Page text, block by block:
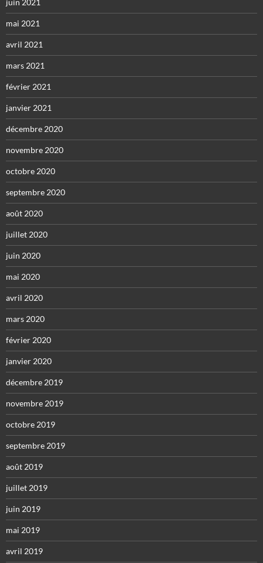
juin 2021
mai 2021
avril 2021
mars 2021
février 2021
janvier 2021
décembre 2020
novembre 2020
octobre 2020
septembre 2020
août 2020
juillet 2020
juin 2020
mai 2020
avril 2020
mars 2020
février 2020
janvier 2020
décembre 2019
novembre 2019
octobre 2019
septembre 2019
août 2019
juillet 2019
juin 2019
mai 2019
avril 2019